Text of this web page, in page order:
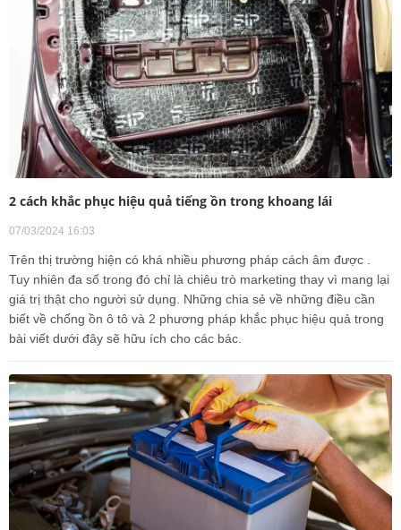
2 cách khắc phục hiệu quả tiếng ồn trong khoang lái
07/03/2024 16:03
Trên thị trường hiện có khá nhiều phương pháp cách âm được .
Tuy nhiên đa số trong đó chỉ là chiêu trò marketing thay vì mang lại
giá trị thật cho người sử dụng. Những chia sẻ về những điều cần
biết về chống ồn ô tô và 2 phương pháp khắc phục hiệu quả trong
bài viết dưới đây sẽ hữu ích cho các bác.